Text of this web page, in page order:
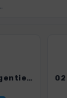
01 Chamonix-Argentiere - Grands Montets - Argentierehütte.gpx